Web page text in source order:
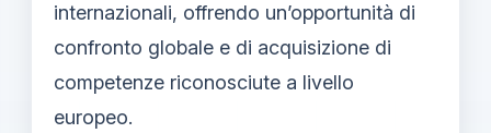
internazionali, offrendo un’opportunità di
confronto globale e di acquisizione di
competenze riconosciute a livello
europeo.